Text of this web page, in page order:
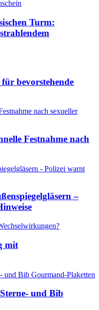
Turm:
bevorstehende
Festnahme nach
–
mit
und Bib